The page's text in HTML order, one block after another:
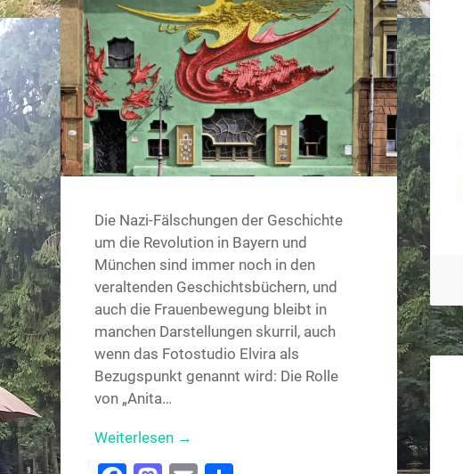
Die Nazi-Fälschungen der Geschichte
um die Revolution in Bayern und
München sind immer noch in den
veraltenden Geschichtsbüchern, und
auch die Frauenbewegung bleibt in
manchen Darstellungen skurril, auch
wenn das Fotostudio Elvira als
Bezugspunkt genannt wird: Die Rolle
von „Anita…
Weiterlesen →